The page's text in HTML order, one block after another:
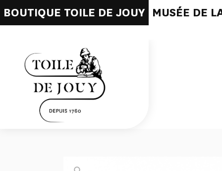
BOUTIQUE TOILE DE JOUY MUSÉE DE